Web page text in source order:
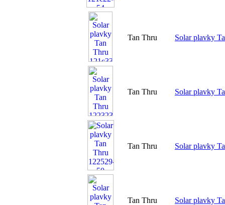
Tan Thru Solar plavky
Tan Thru Solar plavky
Tan Thru Solar plavky
Tan Thru Solar plavky